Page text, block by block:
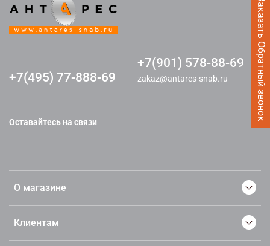
Заказать Обратный звонок
О магазине
Клиентам
+7(495) 77-888-69
+7(901) 578-88-69
zakaz@antares-snab.ru
Оставайтесь на связи